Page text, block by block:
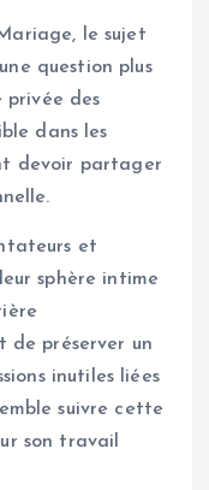
le sujet
question plus
privée des
dans les
devoir partager
et
sphère intime
de préserver un
inutiles liées
suivre cette
son travail